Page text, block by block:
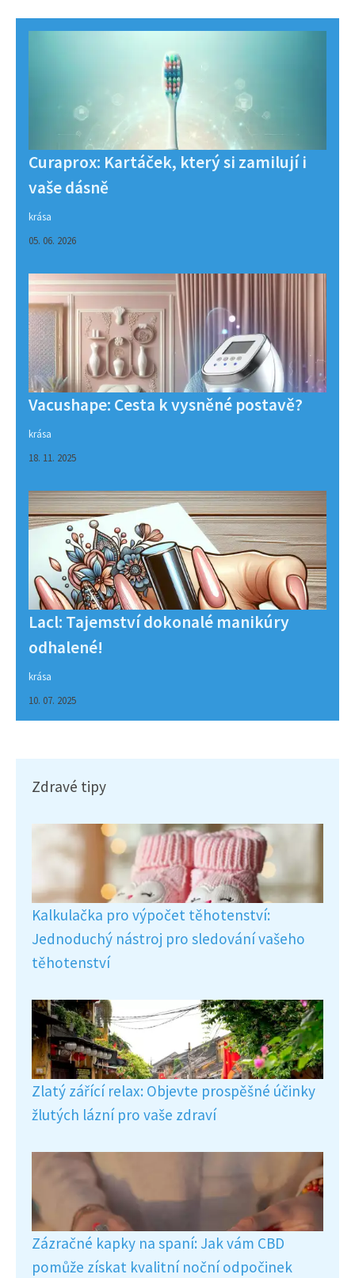
Curaprox: Kartáček, který si zamilují i
vaše dásně
krása
05. 06. 2026
Vacushape: Cesta k vysněné postavě?
krása
18. 11. 2025
Lacl: Tajemství dokonalé manikúry
odhalené!
krása
10. 07. 2025
Zdravé tipy
Kalkulačka pro výpočet těhotenství:
Jednoduchý nástroj pro sledování vašeho
těhotenství
Zlatý zářící relax: Objevte prospěšné účinky
žlutých lázní pro vaše zdraví
Zázračné kapky na spaní: Jak vám CBD
pomůže získat kvalitní noční odpočinek